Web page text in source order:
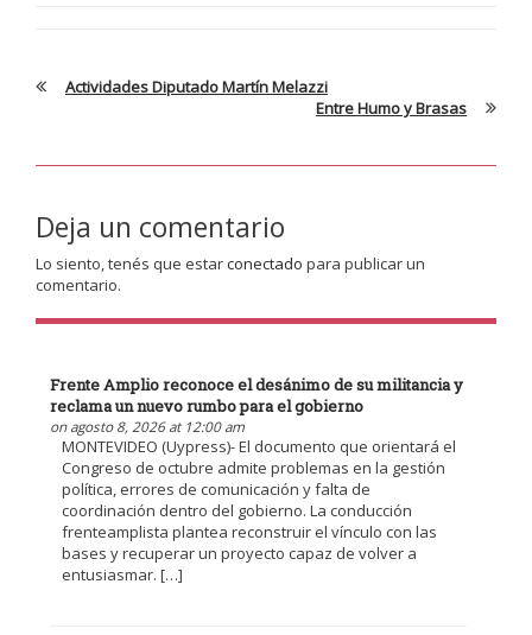
Actividades Diputado Martín Melazzi
Entre Humo y Brasas
Deja un comentario
Lo siento, tenés que estarconectado para publicar un
comentario.
Frente Amplio reconoce el desánimo de su militancia y
reclama un nuevo rumbo para el gobierno
on agosto 8, 2026 at 12:00 am
MONTEVIDEO (Uypress)- El documento que orientará el
Congreso de octubre admite problemas en la gestión
política, errores de comunicación y falta de
coordinación dentro del gobierno. La conducción
frenteamplista plantea reconstruir el vínculo con las
bases y recuperar un proyecto capaz de volver a
entusiasmar. […]